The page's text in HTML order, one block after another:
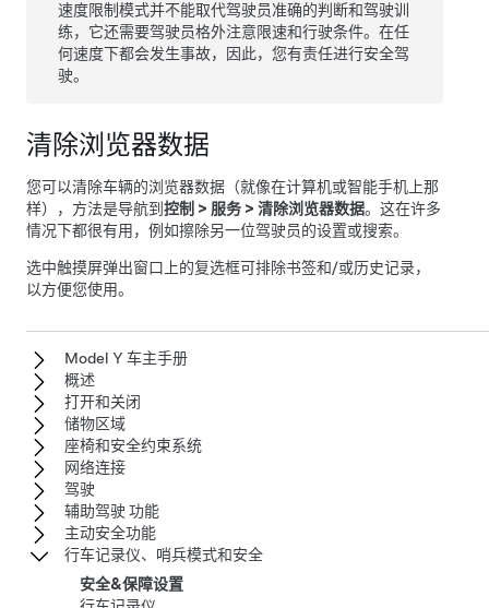
速度限制模式并不能取代驾驶员准确的判断和驾驶训
练，它还需要驾驶员格外注意限速和行驶条件。在任
何速度下都会发生事故，因此，您有责任进行安全驾
驶。
清除浏览器数据
您可以清除车辆的浏览器数据（就像在计算机或智能手机上那
样），方法是导航到 控制 > 服务 > 清除浏览器数据。这在许多
情况下都很有用，例如擦除另一位驾驶员的设置或搜索。
选中触摸屏弹出窗口上的复选框可排除书签和/或历史记录，
以方便您使用。
Model Y 车主手册
概述
打开和关闭
储物区域
座椅和安全约束系统
网络连接
驾驶
辅助驾驶 功能
主动安全功能
行车记录仪、哨兵模式和安全
安全&保障设置